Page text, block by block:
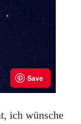
ich wünsche